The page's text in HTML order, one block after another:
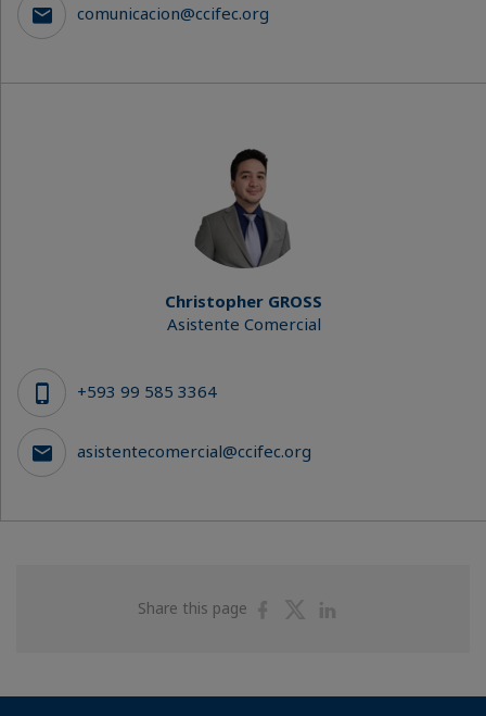
comunicacion@ccifec.org
Christopher GROSS
Asistente Comercial
+593 99 585 3364
asistentecomercial@ccifec.org
Share this page
ShareShare